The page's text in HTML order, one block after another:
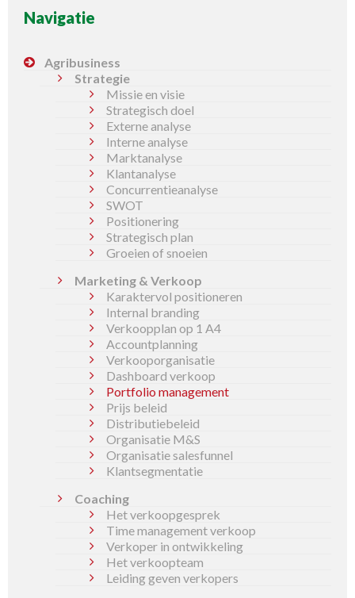
Navigatie
Agribusiness
Strategie
Missie en visie
Strategisch doel
Externe analyse
Interne analyse
Marktanalyse
Klantanalyse
Concurrentieanalyse
SWOT
Positionering
Strategisch plan
Groeien of snoeien
Marketing & Verkoop
Karaktervol positioneren
Internal branding
Verkoopplan op 1 A4
Accountplanning
Verkooporganisatie
Dashboard verkoop
Portfolio management
Prijs beleid
Distributiebeleid
Organisatie M&S
Organisatie salesfunnel
Klantsegmentatie
Coaching
Het verkoopgesprek
Time management verkoop
Verkoper in ontwikkeling
Het verkoopteam
Leiding geven verkopers